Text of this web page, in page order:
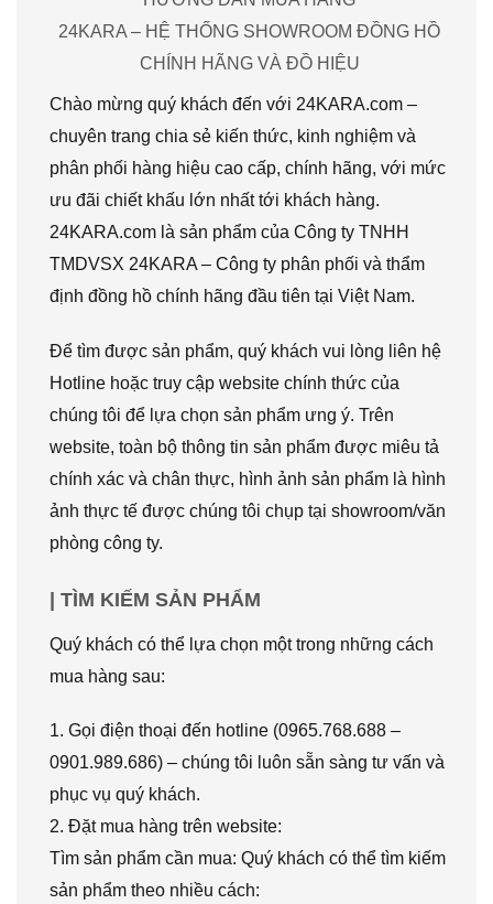
24KARA – HỆ THỐNG SHOWROOM ĐỒNG HỒ
CHÍNH HÃNG VÀ ĐỒ HIỆU
Chào mừng quý khách đến với 24KARA.com –
chuyên trang chia sẻ kiến thức, kinh nghiệm và
phân phối hàng hiệu cao cấp, chính hãng, với mức
ưu đãi chiết khấu lớn nhất tới khách hàng.
24KARA.com là sản phẩm của Công ty TNHH
TMDVSX 24KARA – Công ty phân phối và thẩm
định đồng hồ chính hãng đầu tiên tại Việt Nam.
Để tìm được sản phẩm, quý khách vui lòng liên hệ
Hotline hoặc truy cập website chính thức của
chúng tôi để lựa chọn sản phẩm ưng ý. Trên
website, toàn bộ thông tin sản phẩm được miêu tả
chính xác và chân thực, hình ảnh sản phẩm là hình
ảnh thực tế được chúng tôi chụp tại showroom/văn
phòng công ty.
| TÌM KIẾM SẢN PHẨM
Quý khách có thể lựa chọn một trong những cách
mua hàng sau:
1. Gọi điện thoại đến hotline (0965.768.688 –
0901.989.686) – chúng tôi luôn sẵn sàng tư vấn và
phục vụ quý khách.
2. Đặt mua hàng trên website:
Tìm sản phẩm cần mua: Quý khách có thể tìm kiếm
sản phẩm theo nhiều cách: